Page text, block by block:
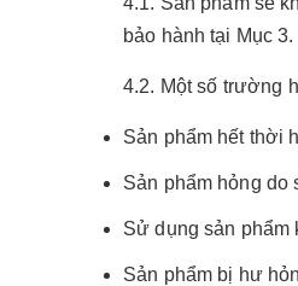
bảo hành tại Mục 3.
4.2. Một số trường
Sản phẩm hết thời
Sản phẩm hỏng do
Sử dụng sản phẩm
Sản phẩm bị hư